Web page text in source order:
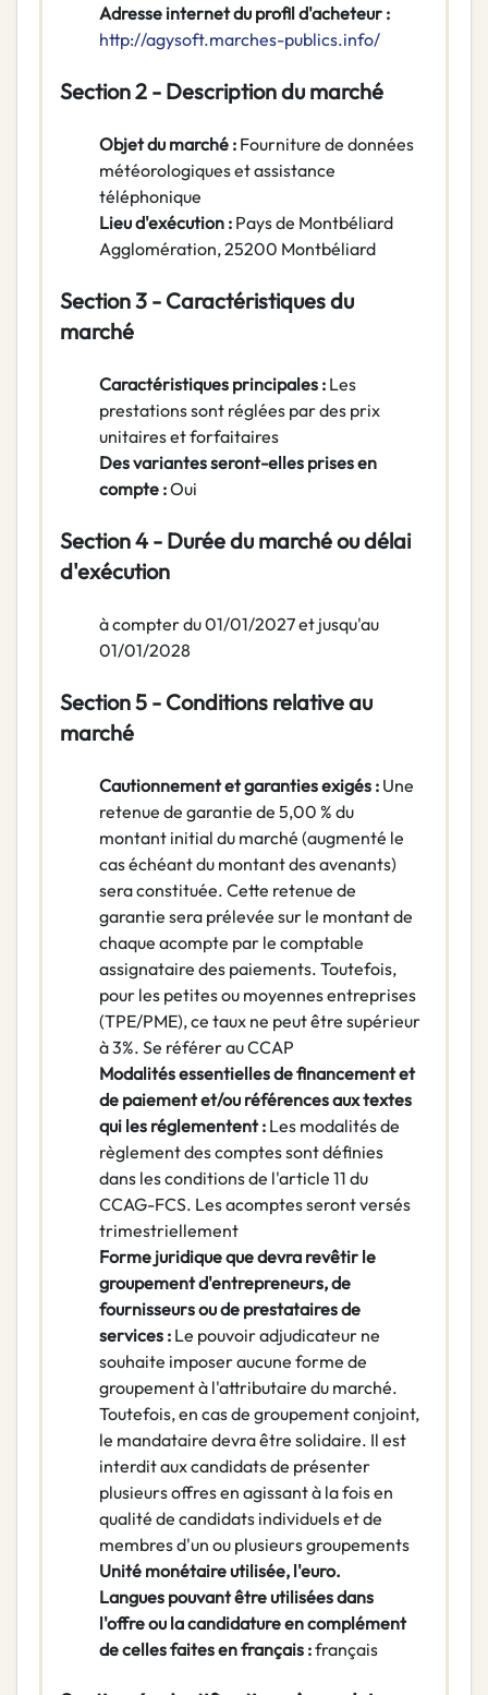
Adresse internet du profil d'acheteur :
http://agysoft.marches-publics.info/
Section 2 - Description du marché
Objet du marché : Fourniture de données
météorologiques et assistance
téléphonique
Lieu d'exécution : Pays de Montbéliard
Agglomération,25200 Montbéliard
Section 3 - Caractéristiques du
marché
Caractéristiques principales : Les
prestations sont réglées par des prix
unitaires et forfaitaires
Des variantes seront-elles prises en
compte :Oui
Section 4 - Durée du marché ou délai
d'exécution
à compter du 01/01/2027 et jusqu'au
01/01/2028
Section 5 - Conditions relative au
marché
Cautionnement et garanties exigés : Une
retenue de garantie de 5,00 % du
montant initial du marché (augmenté le
cas échéant du montant des avenants)
sera constituée. Cette retenue de
garantie sera prélevée sur le montant de
chaque acompte par le comptable
assignataire des paiements. Toutefois,
pour les petites ou moyennes entreprises
(TPE/PME), ce taux ne peut être supérieur
à 3%. Se référer au CCAP
Modalités essentielles de financement et
de paiement et/ou références aux textes
qui les réglementent : Les modalités de
règlement des comptes sont définies
dans les conditions de l'article 11 du
CCAG-FCS. Les acomptes seront versés
trimestriellement
Forme juridique que devra revêtir le
groupement d'entrepreneurs, de
fournisseurs ou de prestataires de
services : Le pouvoir adjudicateur ne
souhaite imposer aucune forme de
groupement à l'attributaire du marché.
Toutefois, en cas de groupement conjoint,
le mandataire devra être solidaire. Il est
interdit aux candidats de présenter
plusieurs offres en agissant à la fois en
qualité de candidats individuels et de
membres d'un ou plusieurs groupements
Unité monétaire utilisée, l'euro.
Langues pouvant être utilisées dans
l'offre ou la candidature en complément
de celles faites en français :français